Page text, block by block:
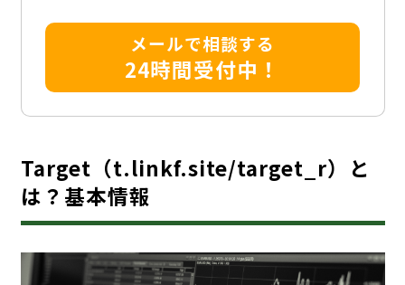
メールで相談する
24時間受付中！
Target（t.linkf.site/target_r）と
は？基本情報